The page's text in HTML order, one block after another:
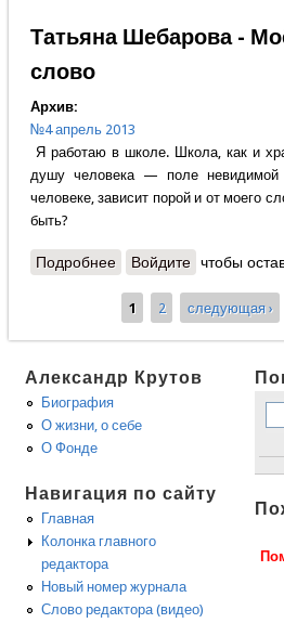
Татьяна Шебарова -
слово
Архив:
№4 апрель 2013
Я работаю в школе. Школа, как и
душу человека — поле
человеке, зависит порой и от моего
быть?
Подробнеео Татьяна Шебарова -
Войдите чтобы
Страницы
1 2 следующая ›
Александр Крутов
Биография
О жизни, о себе
О Фонде
Навигация по сайту
Главная
Колонка главного
редактора
Новый номер журнала
Слово редактора (видео)